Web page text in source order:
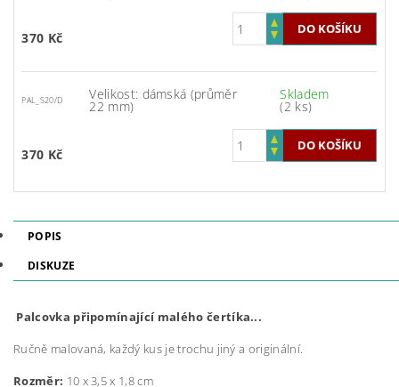
370 Kč
PAL_S20/D Velikost: dámská (průměr
22 mm)
Skladem
(2 ks)
370 Kč
POPIS
DISKUZE
Palcovka připomínající malého čertíka...
Ručně malovaná, každý kus je trochu jiný a originální.
Rozměr: 10 x 3,5 x 1,8 cm